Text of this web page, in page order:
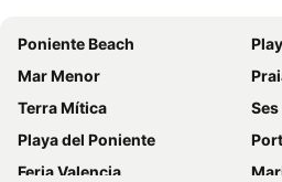
Poniente Beach
Mar Menor
Terra Mítica
Playa del Poniente
Feria Valencia